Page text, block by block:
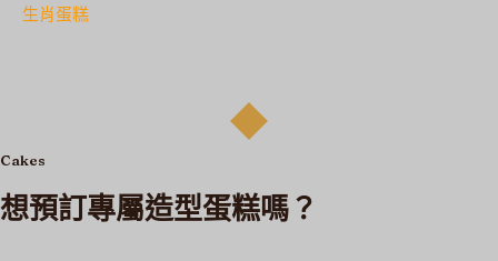
生肖蛋糕
Cakes
想預訂專屬造型蛋糕嗎？